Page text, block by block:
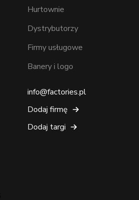
Hurtownie
Dystrybutorzy
Firmy usługowe
Banery i logo
info@factories.pl
Dodaj firmę
Dodaj targi